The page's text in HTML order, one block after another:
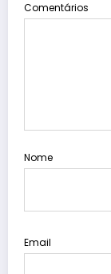
Comentários
Nome
Email